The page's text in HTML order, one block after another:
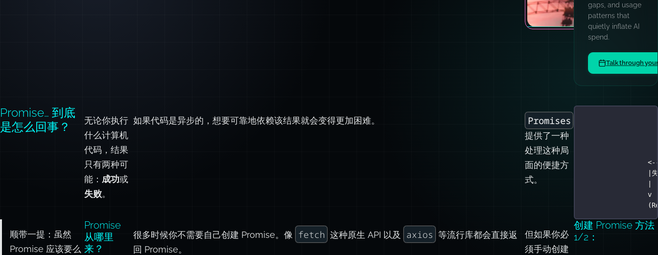
gaps, and usage
patterns that
quietly inflate AI
spend.
Talk through
Promise… 到底
是怎么回事？
无论你执行
什么计算机
代码，结果
只有两种可
能： 成功或
失败。
如果代码是异步的，想要可靠地依赖该结果就会变得更加困难。 Promises
提供了一种
处理这种局
面的便捷方
式。
|
v
顺带一提：虽然
Promise 应该要么
Promise
从哪里
来？
很多时候你不需要自己创建 Promise。像 fetch 这种原生 API 以及 axios 等流行库都会直接返
回 Promise。
但如果你必
须手动创建
创建 Promise 方法
1/2：